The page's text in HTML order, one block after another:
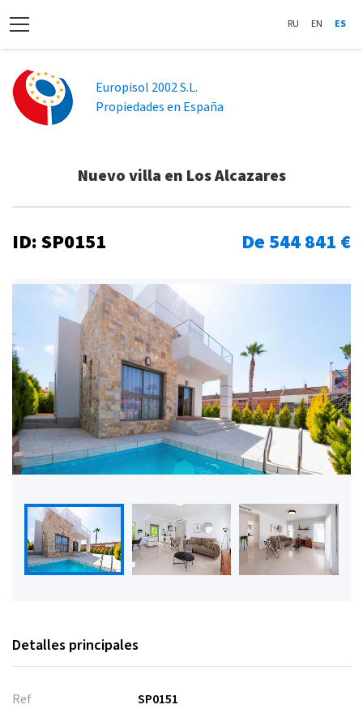
RU EN ES
Europisol 2002 S.L.
Propiedades en España
Nuevo villa en Los Alcazares
ID: SP0151 De 544 841 €
Detalles principales
Ref
SP0151